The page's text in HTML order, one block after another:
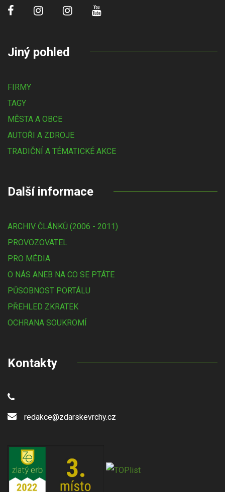
Jiný pohled
FIRMY
TAGY
MĚSTA A OBCE
AUTOŘI A ZDROJE
TRADIČNÍ A TÉMATICKÉ AKCE
Další informace
ARCHIV ČLÁNKŮ (2006 - 2011)
PROVOZOVATEL
PRO MÉDIA
O NÁS ANEB NA CO SE PTÁTE
PŮSOBNOST PORTÁLU
PŘEHLED ZKRATEK
OCHRANA SOUKROMÍ
Kontakty
redakce@zdarskevrchy.cz